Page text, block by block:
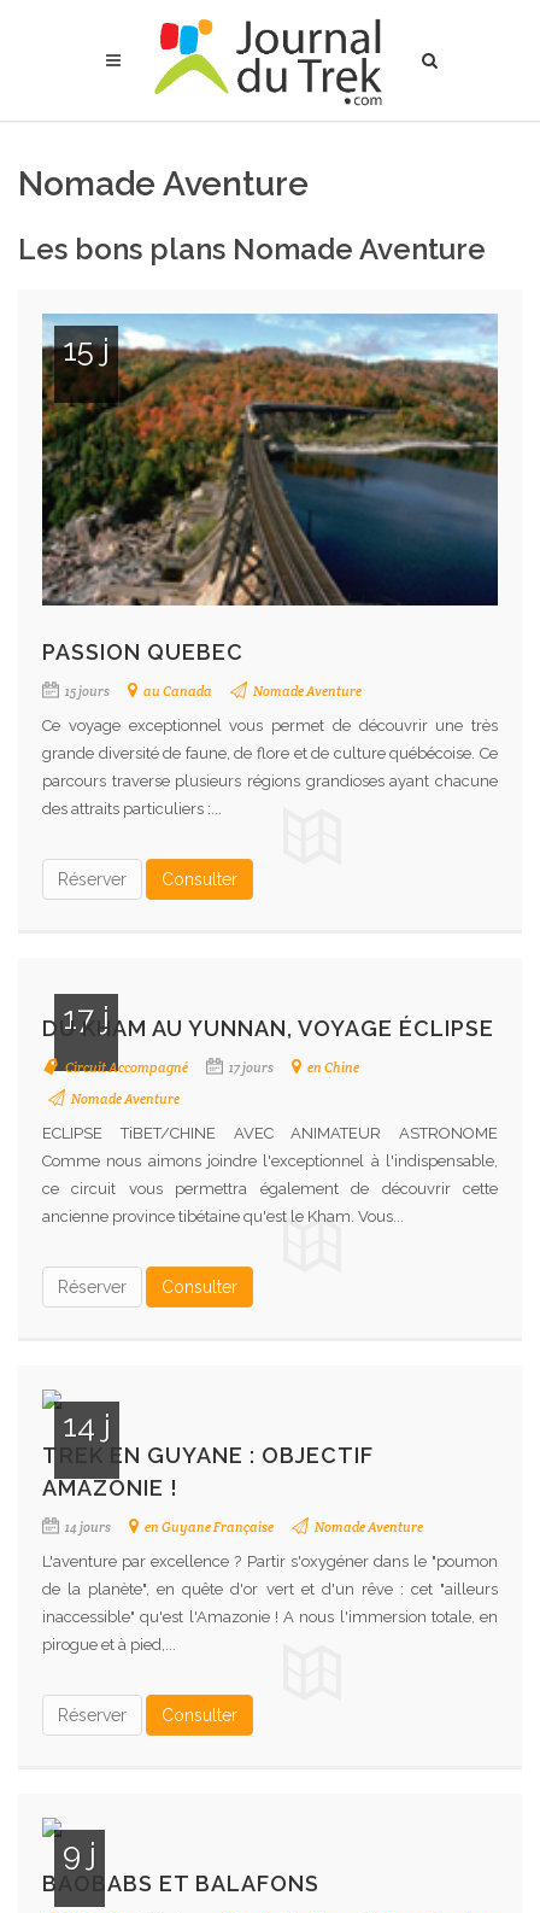
Nomade Aventure
Les bons plans Nomade Aventure
15 j
PASSION QUEBEC
15 jours au Canada Nomade Aventure
Ce voyage exceptionnel vous permet de découvrir une très
grande diversité de faune, de flore et de culture québécoise. Ce
parcours traverse plusieurs régions grandioses ayant chacune
des attraits particuliers :...
Réserver Consulter
17 j
DU KHAM AU YUNNAN, VOYAGE ÉCLIPSE
Circuit Accompagné 17 jours
en Chine
Nomade Aventure
ECLIPSE TiBET/CHINE AVEC ANIMATEUR ASTRONOME
Comme nous aimons joindre l'exceptionnel à l'indispensable,
ce circuit vous permettra également de découvrir cette
ancienne province tibétaine qu'est le Kham. Vous...
Réserver Consulter
14 j
TREK EN GUYANE : OBJECTIF
AMAZONIE !
14 jours en Guyane Française Nomade Aventure
L'aventure par excellence ? Partir s'oxygéner dans le "poumon
de la planète", en quête d'or vert et d'un rêve : cet "ailleurs
inaccessible" qu'est l'Amazonie ! A nous l'immersion totale, en
pirogue et à pied,...
Réserver Consulter
9 j
BAOBABS ET BALAFONS